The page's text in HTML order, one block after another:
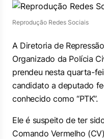
Reprodução Redes Sociais
A Diretoria de
Organizado da Polícia
prendeu nesta quarta-
candidato a deputado
conhecido como “PTK”.
Ele é suspeito de ter
Comando Vermelho